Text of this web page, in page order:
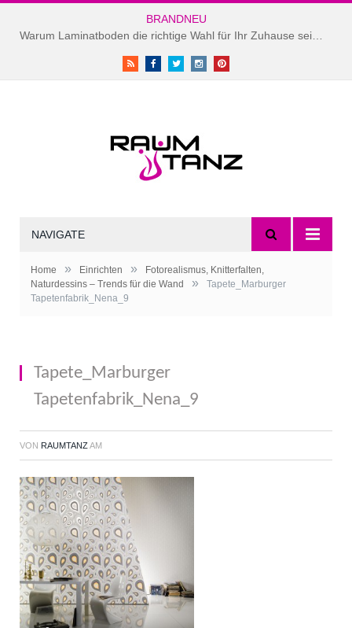
BRANDNEU
Warum Laminatboden die richtige Wahl für Ihr Zuhause sein könnte
RSS FacebookTwitterinstagramPinterest
NAVIGATE
Home » Einrichten »
Fotorealismus, Knitterfalten,
Naturdessins – Trends für die Wand
»
Tapete_Marburger
Tapetenfabrik_Nena_9
Foto: Deutsches Tapeteninstitut,
Tapete_Marburger
Tapetenfabrik_Nena_9
VON RAUMTANZAM